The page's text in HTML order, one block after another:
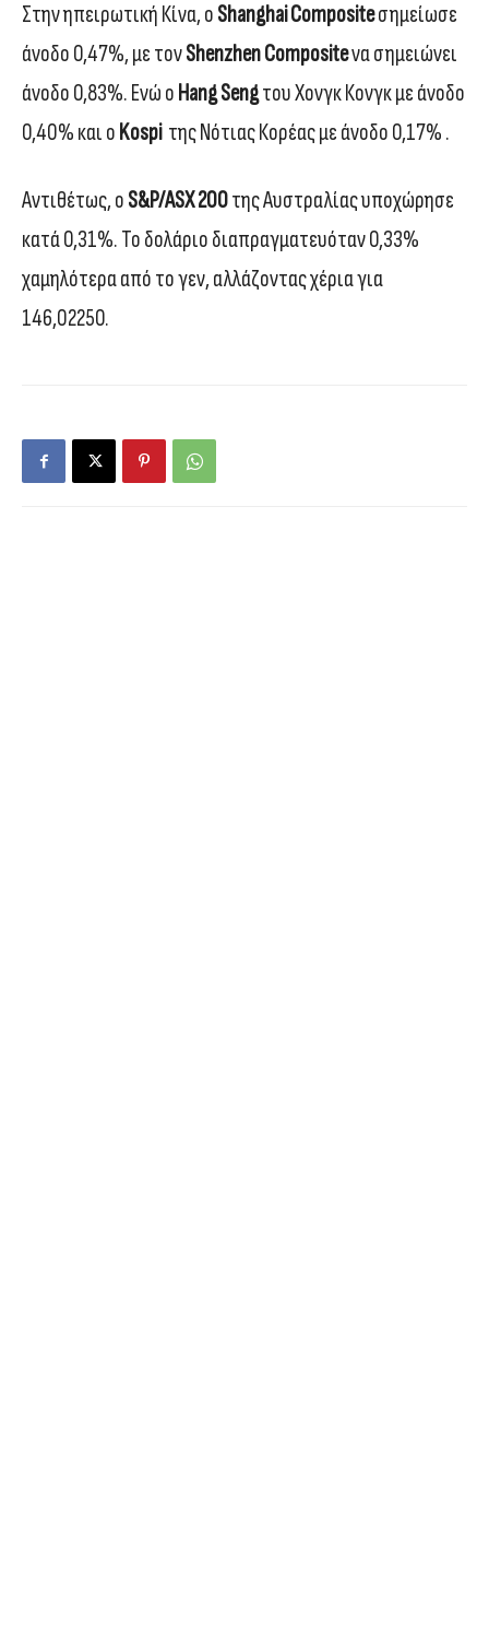
Στην ηπειρωτική Κίνα, ο Shanghai Compositeσημείωσε
άνοδο 0,47%, με τονShenzhen Compositeνα σημειώνει
άνοδο 0,83%. Ενώ ο Hang Sengτου Χονγκ Κονγκ με άνοδο
0,40% και ο Kospi της Νότιας Κορέας με άνοδο 0,17% .
Αντιθέτως, ο S&P/ASX 200της Αυστραλίας υποχώρησε
κατά 0,31%. Το δολάριο διαπραγματευόταν 0,33%
χαμηλότερα από το γεν, αλλάζοντας χέρια για
146,02250.